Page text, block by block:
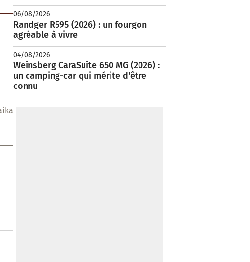
06/08/2026
Randger R595 (2026) : un fourgon
agréable à vivre
04/08/2026
Weinsberg CaraSuite 650 MG (2026) :
un camping-car qui mérite d'être
connu